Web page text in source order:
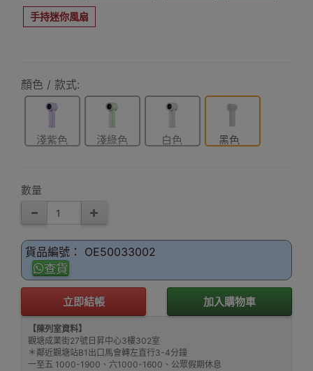
手持迷你風扇
顏色 / 款式:
淺紫色 淺綠色 白色 黑色
數量
貨品編號： OE50033002
查貨
立即結帳 加入購物車
【陳列室資料】
觀塘成業街27號日昇中心3樓302室
＊鄰近觀塘站B1出口馬會轉左直行3-4分鐘
一至五 1000-1900、六1000-1600、公眾假期休息